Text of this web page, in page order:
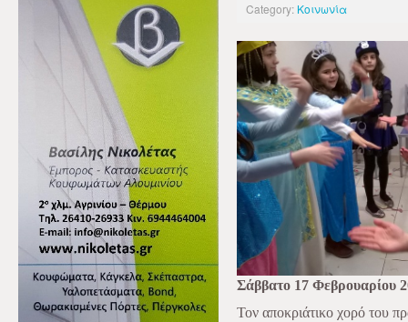
Category: Κοινωνία
Σάββατο 17 Φεβρουαρίου
Τον αποκριάτικο χορό του